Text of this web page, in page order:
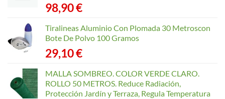
98,90€
Tiralineas Aluminio Con Plomada 30 Metroscon
Bote De Polvo 100 Gramos
29,10€
MALLA SOMBREO. COLOR VERDE CLARO.
ROLLO 50 METROS. Reduce Radiación,
Protección Jardín y Terraza, Regula Temperatura